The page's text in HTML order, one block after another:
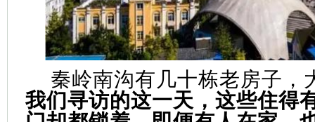
秦岭南沟有几十栋老房子，
我们寻访的这一天，这些住得